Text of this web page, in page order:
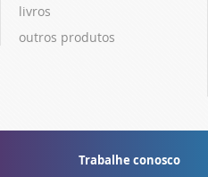
livros
outros produtos
Trabalhe conosco